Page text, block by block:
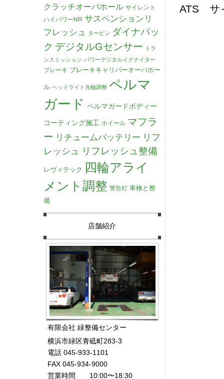
ATS サ
クラッチオーバホール サイレント
ハイパワーNR サスペンションリ
フレッシュ
タービン ダイナパッ
ク デジタルGセンサー
トラ
ンスミッション パワーデジタルイグナイター
ブレーキ ブレーキキャリパーオーバホー
ル ヘッドライト光軸調整 ペルマ
ガード ペルマガードボディー
コーティング施工 ホイール マフラ
ー リチュームバッテリー リフ
レッシュ
リフレッシュ整備
レヴィテック 四輪アライ
メント調整 警告灯 車検と整
備
店舗紹介
有限会社 緑整備センター
横浜市緑区青砥町283-3
電話 045-933-1101
FAX 045-934-9000
営業時間 10:00〜18:30